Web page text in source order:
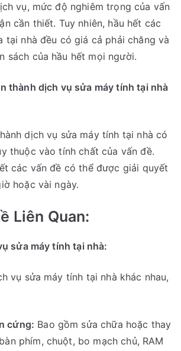
vụ, mức độ nghiêm trọng của vấn
cần thiết. Tuy nhiên, hầu hết các
tại nhà đều có giá cả phải chăng và
sách của hầu hết mọi người.
thành dịch vụ sửa máy tính tại nhà
dịch vụ sửa máy tính tại nhà có
thuộc vào tính chất của vấn đề.
các vấn đề có thể được giải quyết
hoặc vài ngày.
Liên Quan:
sửa máy tính tại nhà:
vụ sửa máy tính tại nhà khác nhau,
cứng: Bao gồm sửa chữa hoặc thay
phím, chuột, bo mạch chủ, RAM